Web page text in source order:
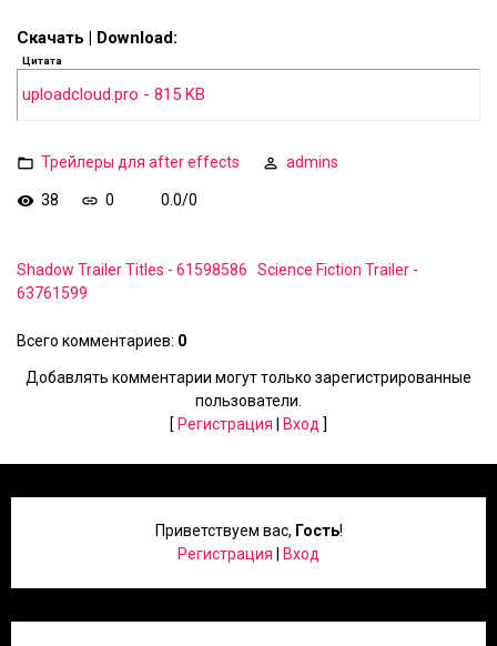
Скачать | Download:
Цитата
uploadcloud.pro - 815 KB
Трейлеры для after effects admins
38 0 0.0/0
Shadow Trailer Titles - 61598586
Science Fiction Trailer -
63761599
Всего комментариев: 0
Добавлять комментарии могут только зарегистрированные
пользователи.
[ Регистрация Вход ]
Приветствуем вас, Гость!
Регистрация
Вход